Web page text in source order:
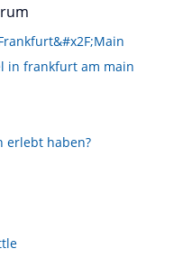
in frankfurt am main
erlebt haben?